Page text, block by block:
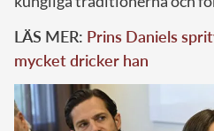
LÄS MER: Prins Daniels
mycket dricker han